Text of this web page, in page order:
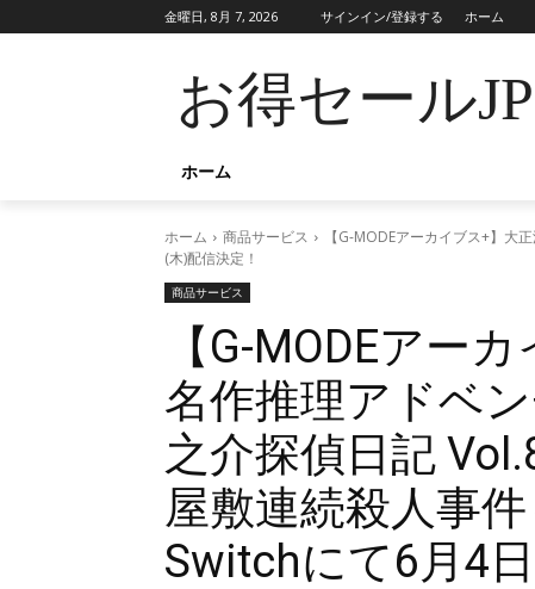
金曜日, 8月 7, 2026 サインイン/登録する ホーム
お得セールJP
ホーム
ホーム 商品サービス
【G-MODEアーカイブス+】大
(木)配信決定！
商品サービス
【G-MODEアー
名作推理アドベ
之介探偵日記
屋敷連続殺人事
Switchにて6月4